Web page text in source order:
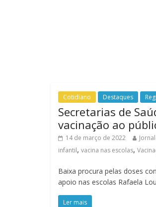
Cotidiano Destaques
Secretarias de
vacinação ao
14 de março de 2022
infantil, vacina nas escolas,
Baixa procura pelas doses
apoio nas escolas Rafaela
Ler mais